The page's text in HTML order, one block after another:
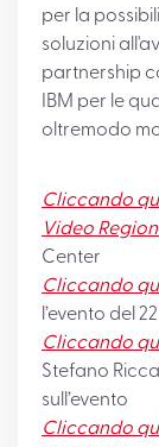
per la
soluzioni
partnership
IBM per le
oltremodo
Cliccando
Video
Center
Cliccando
l’evento del
Cliccando
Stefano
sull’evento
Cliccando